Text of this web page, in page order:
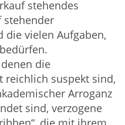
stehendes
stehender
die vielen Aufgaben,
die
reichlich suspekt sind,
Arroganz
sind, verzogene